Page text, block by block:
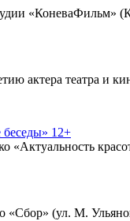
«КоневаФильм»
актера театра и
беседы» 12+
«Актуальность
«Сбор» (ул. М.